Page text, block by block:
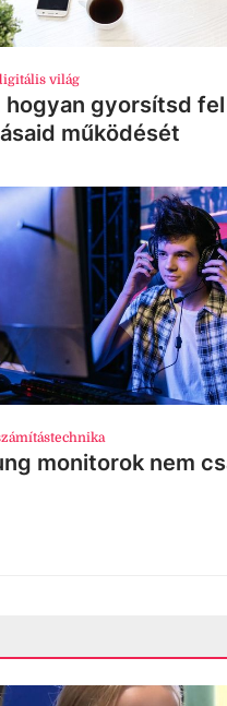
világ
hogyan gyorsítsd fel
működését
monitorok nem